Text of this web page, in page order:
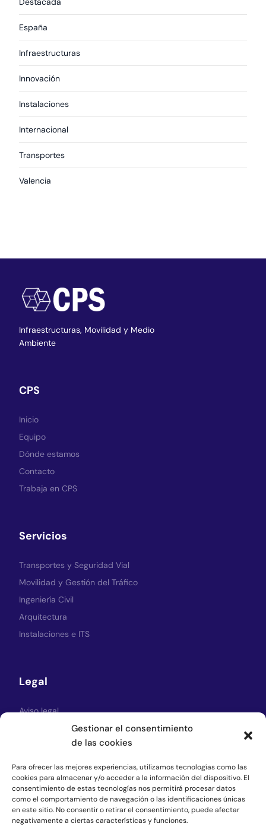
Gestionar el consentimiento
de las cookies
Para ofrecer las mejores experiencias, utilizamos tecnologías como las
cookies para almacenar y/o acceder a la información del dispositivo. El
consentimiento de estas tecnologías nos permitirá procesar datos
como el comportamiento de navegación o las identificaciones únicas
en este sitio. No consentir o retirar el consentimiento, puede afectar
negativamente a ciertas características y funciones.
España
Infraestructuras
Innovación
Instalaciones
Internacional
Transportes
Valencia
Infraestructuras, Movilidad y Medio
Ambiente
CPS
Inicio
Equipo
Dónde estamos
Contacto
Trabaja en CPS
Servicios
Transportes y Seguridad Vial
Movilidad y Gestión del Tráfico
Ingeniería Civil
Arquitectura
Instalaciones e ITS
Legal
Aviso legal
Política de Privacidad
Política de cookies
Síguenos
LinkedIn